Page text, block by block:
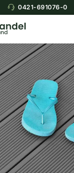
0421-691076-0